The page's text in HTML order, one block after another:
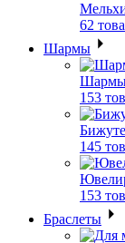
62
Шармы
Шармы
153
145
153
Браслеты